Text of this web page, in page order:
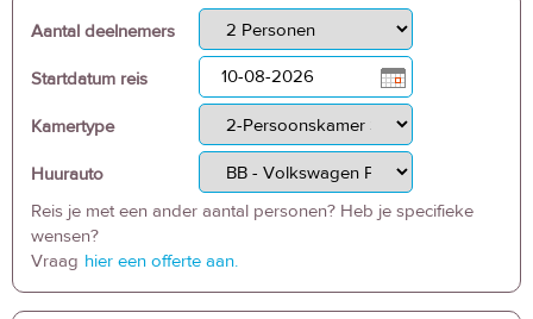
Aantal deelnemers
Startdatum reis
Kamertype
Huurauto
Reis je met een ander aantal personen? Heb je specifieke
wensen?
Vraag hier een offerte aan.